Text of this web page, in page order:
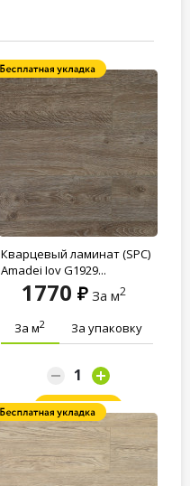
Кварцевый ламинат (SPC)
Amadei Joy G1929...
1770 За м2
За м2 За упаковку
Заказать